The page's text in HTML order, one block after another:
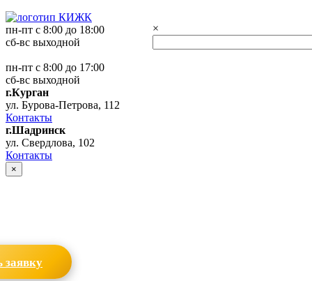
×
пн-пт с 8:00 до 18:00
сб-вс выходной
пн-пт с 8:00 до 17:00
сб-вс выходной
г.Курган
ул. Бурова-Петрова, 112
Контакты
г.Шадринск
ул. Свердлова, 102
Контакты
×
заявку